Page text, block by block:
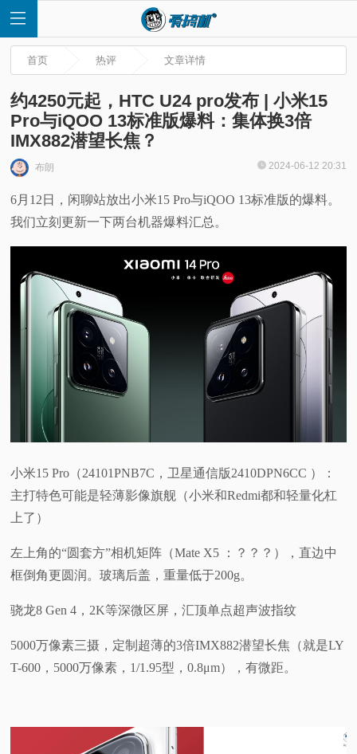
首
快
评
普
验
题
首页 热评 文章详情
约4250元起，HTC U24 pro发布 | 小米15
Pro与iQOO 13标准版爆料：集体换3倍
IMX882潜望长焦？
布朗 2024-06-12 20:31
6月12日，闲聊站放出小米15 Pro与iQOO 13标准版的爆料。
我们立刻更新一下两台机器爆料汇总。
小米15 Pro（24101PNB7C，卫星通信版2410DPN6CC ）：
主打特色可能是轻薄影像旗舰（小米和Redmi都和轻量化杠
上了）
左上角的“圆套方”相机矩阵（Mate X5 ：？？？），直边中
框倒角更圆润。玻璃后盖，重量低于200g。
骁龙8 Gen 4，2K等深微区屏，汇顶单点超声波指纹
5000万像素三摄，定制超薄的3倍IMX882潜望长焦（就是LY
T-600，5000万像素，1/1.95型，0.8μm），有微距。